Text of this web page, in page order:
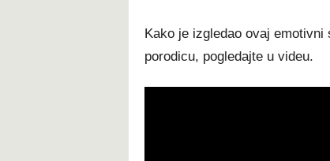
Kako je izgledao ovaj
porodicu, pogledajte u videu.